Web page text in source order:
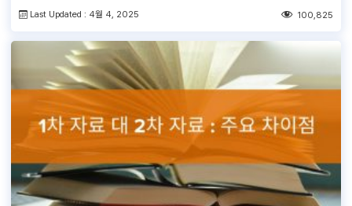
방법에는 몇 가지 유형이 있습니다. 분석을 […]
Last Updated : 4월 4, 2025 100,825